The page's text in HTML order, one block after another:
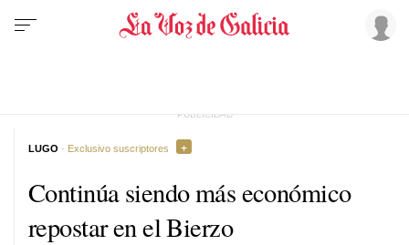
Continúa siendo más económico
repostar en el Bierzo
LUGO · Exclusivo suscriptores